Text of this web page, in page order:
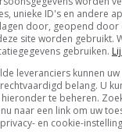
Soms las ik
en bekeek ik mijn
reacties
die zich
de
unieke ID's en andere
door, geopend
site worden gebruikt.
gebruiken.
leveranciers kunnen
belang. U
te beheren.
naar een link om uw
en cookie-